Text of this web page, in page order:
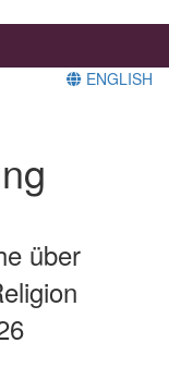
ENGLISH
über